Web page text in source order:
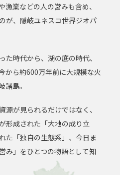
漁業などの人の営みも含め、
が、 隠岐ユネスコ世界ジオパ
た時代から、湖の底の時代、
から約600万年前に大規模な火
諸島。
源が見られるだけではなく、
形成された「大地の成り立
た「独自の生態系」、 今日ま
み」をひとつの物語として知